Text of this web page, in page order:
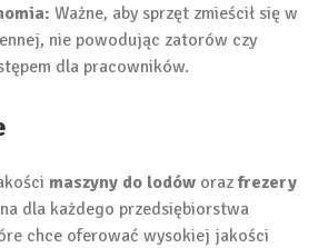
Ważne, aby sprzęt zmieścił się w
nie powodując zatorów czy
dla pracowników.
maszyny do lodów orazfrezery
dla każdego przedsiębiorstwa
chce oferować wysokiej jakości